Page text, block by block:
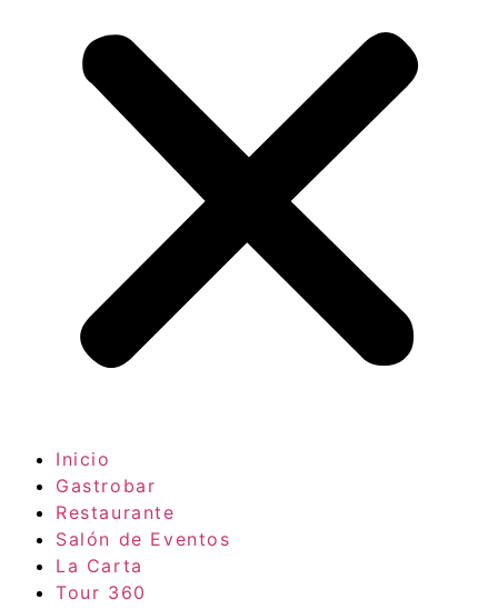
Inicio
Gastrobar
Restaurante
Salón de Eventos
La Carta
Tour 360